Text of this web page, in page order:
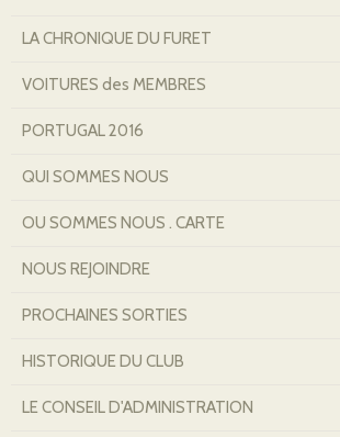
LA CHRONIQUE DU FURET
VOITURES des MEMBRES
PORTUGAL 2016
QUI SOMMES NOUS
OU SOMMES NOUS . CARTE
NOUS REJOINDRE
PROCHAINES SORTIES
HISTORIQUE DU CLUB
LE CONSEIL D'ADMINISTRATION